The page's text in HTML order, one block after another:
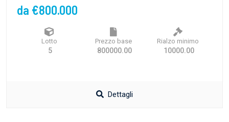
da €800.000
Lotto
5
Prezzo base
800000.00
Rialzo minimo
10000.00
Dettagli